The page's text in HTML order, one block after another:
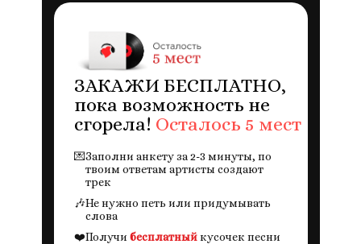
ЗАКАЖИ БЕСПЛАТНО,
пока возможность не
сгорела! Осталось 5 мест
💌Заполни анкету за 2-3 минуты, по
твоим ответам артисты создают
трек
🎶Не нужно петь или придумывать
слова
❤️Получи бесплатныйкусочек песни